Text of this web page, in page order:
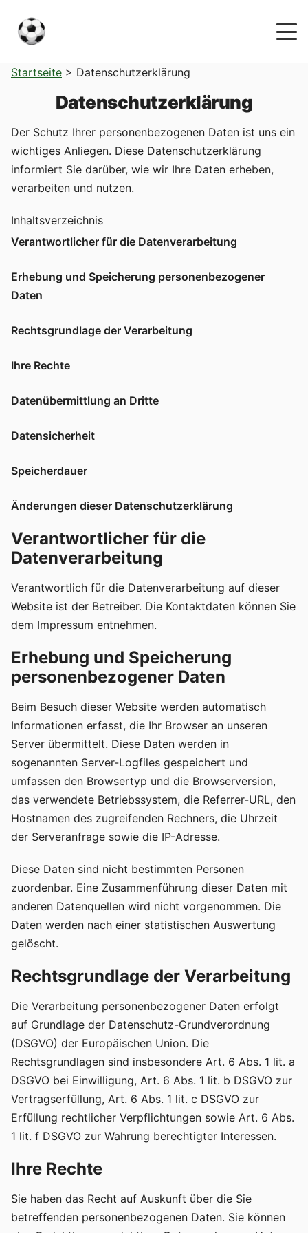
Startseite > Datenschutzerklärung
Datenschutzerklärung
Der Schutz Ihrer personenbezogenen Daten ist uns ein
wichtiges Anliegen. Diese Datenschutzerklärung
informiert Sie darüber, wie wir Ihre Daten erheben,
verarbeiten und nutzen.
Inhaltsverzeichnis
Verantwortlicher für die Datenverarbeitung
Erhebung und Speicherung personenbezogener
Daten
Rechtsgrundlage der Verarbeitung
Ihre Rechte
Datenübermittlung an Dritte
Datensicherheit
Speicherdauer
Änderungen dieser Datenschutzerklärung
Verantwortlicher für die
Datenverarbeitung
Verantwortlich für die Datenverarbeitung auf dieser
Website ist der Betreiber. Die Kontaktdaten können Sie
dem Impressum entnehmen.
Erhebung und Speicherung
personenbezogener Daten
Beim Besuch dieser Website werden automatisch
Informationen erfasst, die Ihr Browser an unseren
Server übermittelt. Diese Daten werden in
sogenannten Server-Logfiles gespeichert und
umfassen den Browsertyp und die Browserversion,
das verwendete Betriebssystem, die Referrer-URL, den
Hostnamen des zugreifenden Rechners, die Uhrzeit
der Serveranfrage sowie die IP-Adresse.
Diese Daten sind nicht bestimmten Personen
zuordenbar. Eine Zusammenführung dieser Daten mit
anderen Datenquellen wird nicht vorgenommen. Die
Daten werden nach einer statistischen Auswertung
gelöscht.
Rechtsgrundlage der Verarbeitung
Die Verarbeitung personenbezogener Daten erfolgt
auf Grundlage der Datenschutz-Grundverordnung
(DSGVO) der Europäischen Union. Die
Rechtsgrundlagen sind insbesondere Art. 6 Abs. 1 lit. a
DSGVO bei Einwilligung, Art. 6 Abs. 1 lit. b DSGVO zur
Vertragserfüllung, Art. 6 Abs. 1 lit. c DSGVO zur
Erfüllung rechtlicher Verpflichtungen sowie Art. 6 Abs.
1 lit. f DSGVO zur Wahrung berechtigter Interessen.
Ihre Rechte
Sie haben das Recht auf Auskunft über die Sie
betreffenden personenbezogenen Daten. Sie können